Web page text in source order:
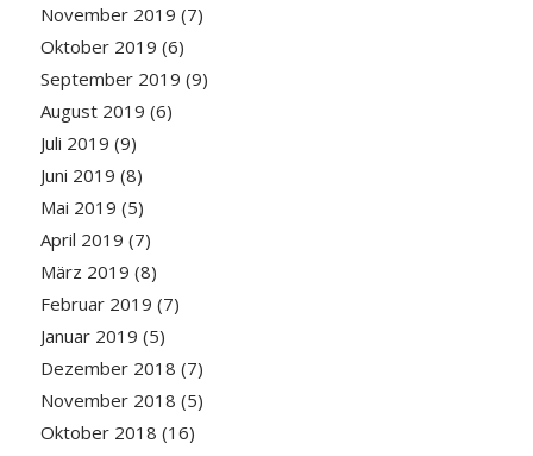
November 2019 (7)
Oktober 2019 (6)
September 2019 (9)
August 2019 (6)
Juli 2019 (9)
Juni 2019 (8)
Mai 2019 (5)
April 2019 (7)
März 2019 (8)
Februar 2019 (7)
Januar 2019 (5)
Dezember 2018 (7)
November 2018 (5)
Oktober 2018 (16)